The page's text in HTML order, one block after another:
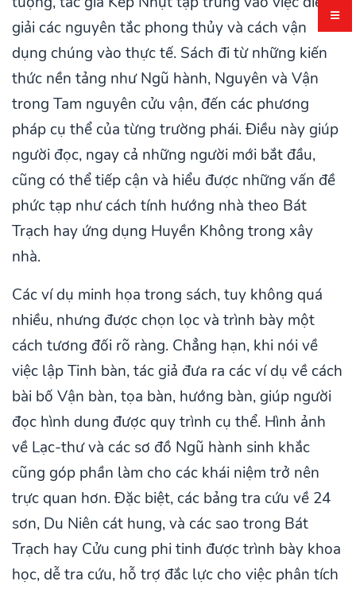
giải các nguyên tắc phong thủy và cách vận
dụng chúng vào thực tế. Sách đi từ những kiến
thức nền tảng như Ngũ hành, Nguyên và Vận
trong Tam nguyên cửu vận, đến các phương
pháp cụ thể của từng trường phái. Điều này giúp
người đọc, ngay cả những người mới bắt đầu,
cũng có thể tiếp cận và hiểu được những vấn đề
phức tạp như cách tính hướng nhà theo Bát
Trạch hay ứng dụng Huyền Không trong xây
nhà.
Các ví dụ minh họa trong sách, tuy không quá
nhiều, nhưng được chọn lọc và trình bày một
cách tương đối rõ ràng. Chẳng hạn, khi nói về
việc lập Tinh bàn, tác giả đưa ra các ví dụ về cách
bài bố Vận bàn, tọa bàn, hướng bàn, giúp người
đọc hình dung được quy trình cụ thể. Hình ảnh
về Lạc-thư và các sơ đồ Ngũ hành sinh khắc
cũng góp phần làm cho các khái niệm trở nên
trực quan hơn. Đặc biệt, các bảng tra cứu về 24
sơn, Du Niên cát hung, và các sao trong Bát
Trạch hay Cửu cung phi tinh được trình bày khoa
học, dễ tra cứu, hỗ trợ đắc lực cho việc phân tích